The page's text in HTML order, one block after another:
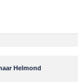
Helmond